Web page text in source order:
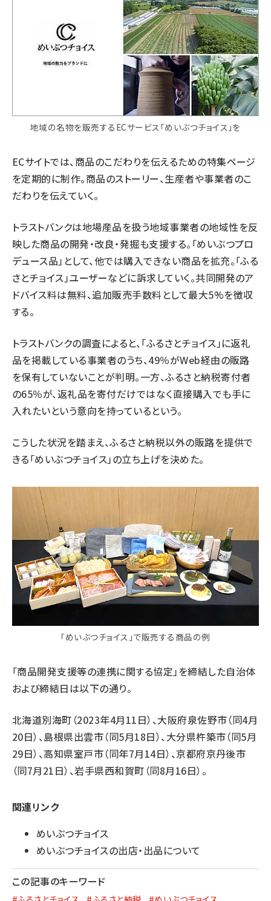
地域の名物を販売するECサービス「めいぶつチョイス」を
ECサイトでは、商品のこだわりを伝えるための特集ページ
を定期的に制作。商品のストーリー、生産者や事業者のこ
だわりを伝えていく。
トラストバンクは地場産品を扱う地域事業者の地域性を反
映した商品の開発・改良・発掘も支援する。「めいぶつプロ
デュース品」として、他では購入できない商品を拡充。「ふる
さとチョイス」ユーザーなどに訴求していく。共同開発のア
ドバイス料は無料、追加販売手数料として最大5%を徴収
する。
トラストバンクの調査によると、「ふるさとチョイス」に返礼
品を掲載している事業者のうち、49％がWeb経由の販路
を保有していないことが判明。一方、ふるさと納税寄付者
の65％が、返礼品を寄付だけではなく直接購入でも手に
入れたいという意向を持っているという。
こうした状況を踏まえ、ふるさと納税以外の販路を提供で
きる「めいぶつチョイス」の立ち上げを決めた。
「めいぶつチョイス」で販売する商品の例​​​​
「商品開発支援等の連携に関する協定」を締結した自治体
および締結日は以下の通り。
北海道別海町（2023年4月11日）、大阪府泉佐野市（同4月
20日）、島根県出雲市（同5月18日）、大分県杵築市（同5月
29日）、高知県室戸市（同年7月14日）、京都府京丹後市
（同7月21日）、岩手県西和賀町（同8月16日）。
関連リンク
めいぶつチョイス
めいぶつチョイスの出店・出品について
この記事のキーワード